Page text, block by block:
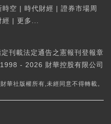
時空 | 時代財經 | 證券市場周
經 | 更多...
刊載法定通告之憲報刊登報章
- 2026 財華控股有限公司
華社版權所有,未經同意不得轉載。